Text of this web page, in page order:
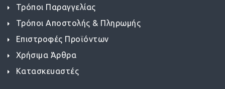
Τρόποι Παραγγελίας
Τρόποι Αποστολής & Πληρωμής
Επιστροφές Προϊόντων
Χρήσιμα Άρθρα
Κατασκευαστές